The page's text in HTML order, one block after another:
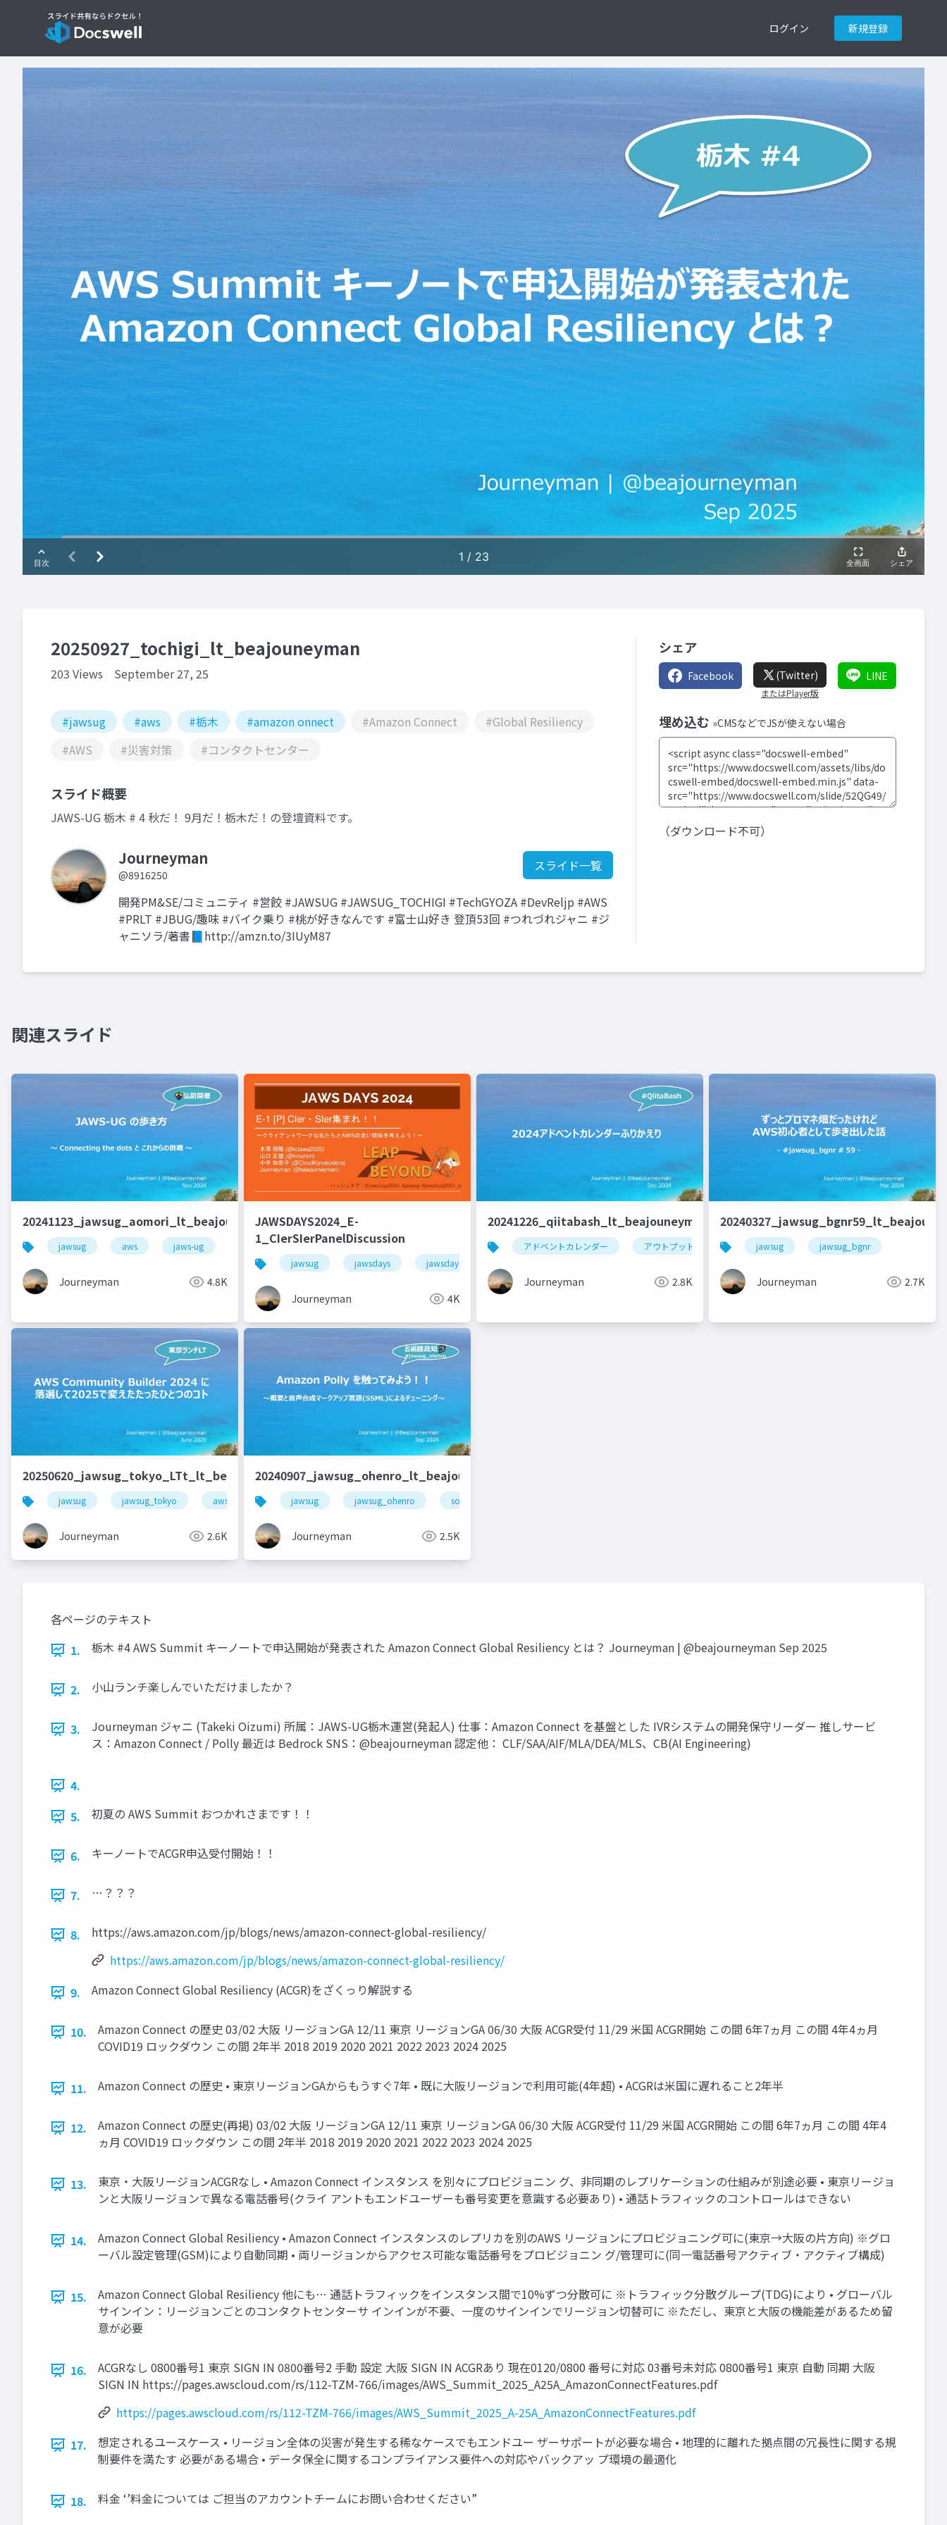
ログイン 新規登録
20250927_tochigi_lt_beajouneyman
203 Views September 27, 25
#jawsug #aws #栃木 #amazon onnect #Amazon Connect
#Global Resiliency
#AWS
#災害対策 #コンタクトセンター
スライド概要
JAWS-UG 栃木 # 4 秋だ！ 9月だ！栃木だ！の登壇資料です。
Journeyman
@8916250
スライド一覧
開発PM&SE/コミュニティ #営餃 #JAWSUG #JAWSUG_TOCHIGI #TechGYOZA #DevReljp #AWS
#PRLT #JBUG/趣味 #バイク乗り #桃が好きなんです #富士山好き 登頂53回 #つれづれジャニ #ジ
ャニソラ/著書📘http://amzn.to/3IUyM87
シェア
Facebook (Twitter)
またはPlayer版
LINE
埋め込む »CMSなどでJSが使えない場合
（ダウンロード不可）
関連スライド
20241123_jawsug_aomori_lt_beajouneyman
jawsug aws jaws-ug キャリア
Journeyman 4.8K
JAWSDAYS2024_E-
1_CIerSIerPanelDiscussion
jawsug jawsdays jawsdays2024
Journeyman 4K
20241226_qiitabash_lt_beajouneyman
アドベントカレンダー アウトプット qiita qiitaアドベントカレンダー
Journeyman 2.8K
jawsug jawsug_bgnr
Journeyman 2.7K
20250620_jawsug_tokyo_LTt_lt_beajouneyman
jawsug jawsug_tokyo awscommunitybuilder awscommunitybuilders
Journeyman 2.6K
20240907_jawsug_ohenro_lt_beajouneyman
jawsug jawsug_ohenro soraacomug
Journeyman 2.5K
各ページのテキスト
1.
栃木 #4 AWS Summit キーノートで申込開始が発表された Amazon Connect Global Resiliency とは？ Journeyman | @beajourneyman Sep 2025
2. 小山ランチ楽しんでいただけましたか？
3.
Journeyman ジャニ (Takeki Oizumi) 所属：JAWS-UG栃木運営(発起人) 仕事：Amazon Connect を基盤とした IVRシステムの開発保守リーダー 推しサービ
ス：Amazon Connect / Polly 最近は Bedrock SNS：@beajourneyman 認定他： CLF/SAA/AIF/MLA/DEA/MLS、CB(AI Engineering)
4.
5.
初夏の AWS Summit おつかれさまです！！
6. キーノートでACGR申込受付開始！！
7. …？？？
8.
https://aws.amazon.com/jp/blogs/news/amazon-connect-global-resiliency/
https://aws.amazon.com/jp/blogs/news/amazon-connect-global-resiliency/
9.
Amazon Connect Global Resiliency (ACGR)をざくっり解説する
10.
Amazon Connect の歴史 03/02 大阪 リージョンGA 12/11 東京 リージョンGA 06/30 大阪 ACGR受付 11/29 米国 ACGR開始 この間 6年7ヵ月 この間 4年4ヵ月
COVID19 ロックダウン この間 2年半 2018 2019 2020 2021 2022 2023 2024 2025
11. Amazon Connect の歴史 • 東京リージョンGAからもうすぐ7年 • 既に大阪リージョンで利用可能(4年超) • ACGRは米国に遅れること2年半
12.
Amazon Connect の歴史(再掲) 03/02 大阪 リージョンGA 12/11 東京 リージョンGA 06/30 大阪 ACGR受付 11/29 米国 ACGR開始 この間 6年7ヵ月 この間 4年4
ヵ月 COVID19 ロックダウン この間 2年半 2018 2019 2020 2021 2022 2023 2024 2025
13.
東京・大阪リージョンACGRなし • Amazon Connect インスタンス を別々にプロビジョニン グ、非同期のレプリケーションの仕組みが別途必要 • 東京リージョ
ンと大阪リージョンで異なる電話番号(クライ アントもエンドユーザーも番号変更を意識する必要あり) • 通話トラフィックのコントロールはできない
14.
Amazon Connect Global Resiliency • Amazon Connect インスタンスのレプリカを別のAWS リージョンにプロビジョニング可に(東京→大阪の片方向) ※グロ
ーバル設定管理(GSM)により自動同期 • 両リージョンからアクセス可能な電話番号をプロビジョニン グ/管理可に(同一電話番号アクティブ・アクティブ構成)
15.
Amazon Connect Global Resiliency 他にも… 通話トラフィックをインスタンス間で10%ずつ分散可に ※トラフィック分散グループ(TDG)により • グローバル
サインイン：リージョンごとのコンタクトセンターサ インインが不要、一度のサインインでリージョン切替可に ※ただし、東京と大阪の機能差があるため留
意が必要
16.
ACGRなし 0800番号1 東京 SIGN IN 0800番号2 手動 設定 大阪 SIGN IN ACGRあり 現在0120/0800 番号に対応 03番号未対応 0800番号1 東京 自動 同期 大阪
SIGN IN https://pages.awscloud.com/rs/112-TZM-766/images/AWS_Summit_2025_A25A_AmazonConnectFeatures.pdf
https://pages.awscloud.com/rs/112-TZM-766/images/AWS_Summit_2025_A-25A_AmazonConnectFeatures.pdf
17.
想定されるユースケース • リージョン全体の災害が発⽣する稀なケースでもエンドユー ザーサポートが必要な場合 • 地理的に離れた拠点間の冗⻑性に関する規
制要件を満たす 必要がある場合 • データ保全に関するコンプライアンス要件への対応やバックアッ プ環境の最適化
18. 料金 ‘’料金については ご担当のアカウントチームにお問い合わせください”